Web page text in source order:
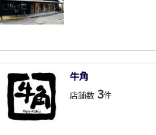
牛角
店舗数 3件